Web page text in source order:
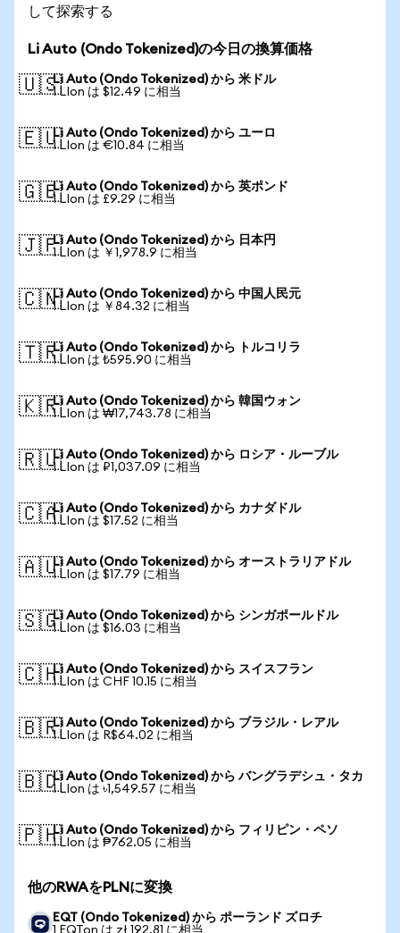
して探索する
Li Auto (Ondo Tokenized)の今日の換算価格
🇺🇸Li Auto (Ondo Tokenized) から 米ドル
1 LIon は $12.49 に相当
🇪🇺Li Auto (Ondo Tokenized) から ユーロ
1 LIon は €10.84 に相当
🇬🇧Li Auto (Ondo Tokenized) から 英ポンド
1 LIon は £9.29 に相当
🇯🇵Li Auto (Ondo Tokenized) から 日本円
1 LIon は ￥1,978.9 に相当
🇨🇳Li Auto (Ondo Tokenized) から 中国人民元
1 LIon は ￥84.32 に相当
🇹🇷Li Auto (Ondo Tokenized) から トルコリラ
1 LIon は ₺595.90 に相当
🇰🇷Li Auto (Ondo Tokenized) から 韓国ウォン
1 LIon は ₩17,743.78 に相当
🇷🇺Li Auto (Ondo Tokenized) から ロシア・ルーブル
1 LIon は ₽1,037.09 に相当
🇨🇦Li Auto (Ondo Tokenized) から カナダドル
1 LIon は $17.52 に相当
🇦🇺Li Auto (Ondo Tokenized) から オーストラリアドル
1 LIon は $17.79 に相当
🇸🇬Li Auto (Ondo Tokenized) から シンガポールドル
1 LIon は $16.03 に相当
🇨🇭Li Auto (Ondo Tokenized) から スイスフラン
1 LIon は CHF 10.15 に相当
🇧🇷Li Auto (Ondo Tokenized) から ブラジル・レアル
1 LIon は R$64.02 に相当
🇧🇩Li Auto (Ondo Tokenized) から バングラデシュ・タカ
1 LIon は ৳1,549.57 に相当
🇵🇭Li Auto (Ondo Tokenized) から フィリピン・ペソ
1 LIon は ₱762.05 に相当
他のRWAをPLNに変換
EQT (Ondo Tokenized) から ポーランド ズロチ
1 EQTon は zł 192.81 に相当